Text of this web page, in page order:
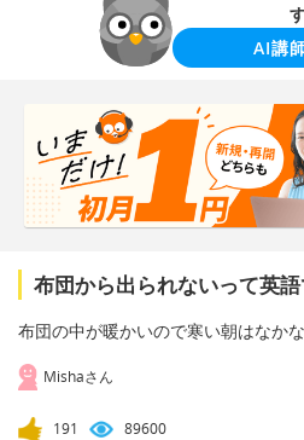
AI講
布団から出られないって英
布団の中が暖かいので寒い朝はなか
Mishaさん
191 89600